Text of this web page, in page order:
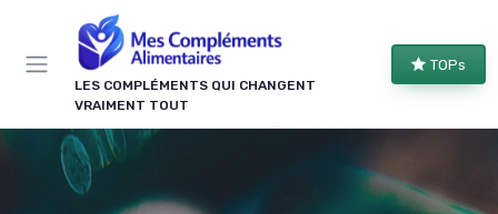
LES COMPLÉMENTS QUI CHANGENT
VRAIMENT TOUT
TOPs
Panneau de gestion des cookies